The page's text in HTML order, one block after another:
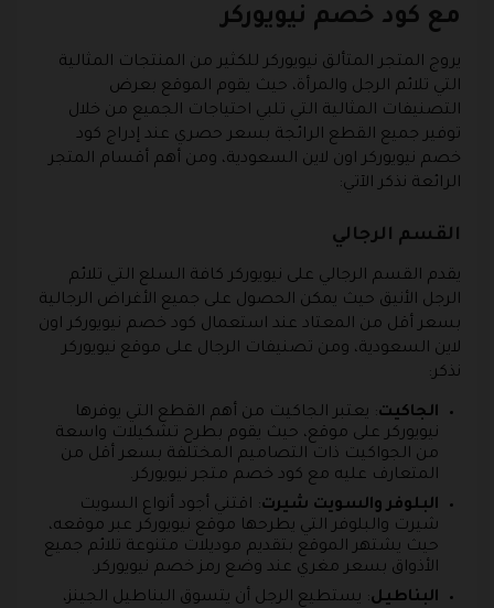
مع كود خصم نيويوركر
يروج المتجر المتألق نيويوركر للكثير من المنتجات المثالية
التي تلائم الرجل والمرأة، حيث يقوم الموقع بعرض
التصنيفات المثالية التي تلبي احتياجات الجميع من خلال
توفير جميع القطع الرائجة بسعر حصري عند إدراج كود
خصم نيويوركر اون لاين السعودية، ومن أهم أقسام المتجر
الرائعة نذكر الآتي:
القسم الرجالي
يقدم القسم الرجالي على نيويوركر كافة السلع التي تلائم
الرجل الأنيق حيث يمكن الحصول على جميع الأغراض الرجالية
بسعر أقل من المعتاد عند استعمال كود خصم نيويوركر اون
لاين السعودية، ومن تصنيفات الرجال على موقع نيويوركر
نذكر:
الجاكيت: يعتبر الجاكيت من أهم القطع التي يوفرها
نيويوركر على موقع، حيث يقوم بطرح تشكيلات واسعة
من الجواكيت ذات التصاميم المختلفة بسعر أقل من
المتعارف عليه مع كود خصم متجر نيويوركر.
البلوفر والسويت شيرت: اقتني أجود أنواع السويت
شيرت والبلوفر التي يطرحها موقع نيويوركر عبر موقعه،
حيث يشتهر الموقع بتقديم موديلات متنوعة تلائم جميع
الأذواق بسعر مغري عند وضع رمز خصم نيويوركر.
البناطيل: يستطيع الرجل أن يتسوق البناطيل الجينز،